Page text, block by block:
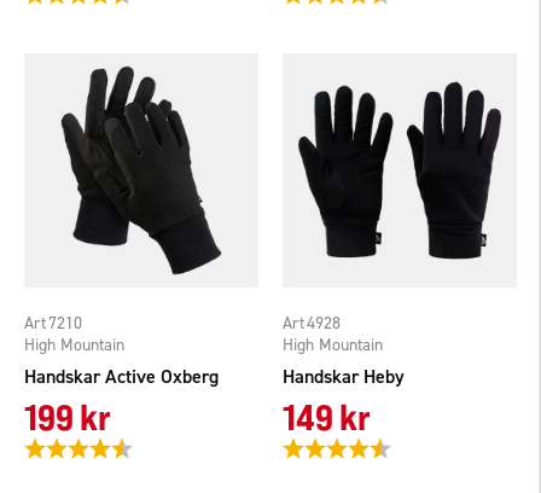
Handskar Active Oxberg
High Mountain
7210
199 kr
Betyg:
Handskar Heby
High Mountain
4928
149 kr
Betyg: